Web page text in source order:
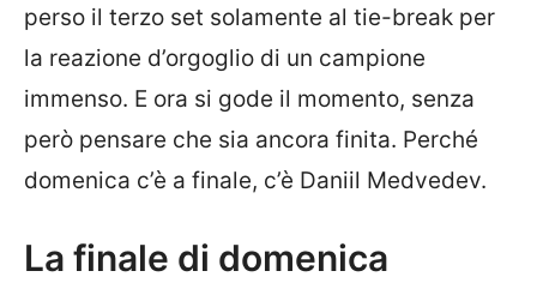
perso il terzo set solamente al tie-break per
la reazione d’orgoglio di un campione
immenso. E ora si gode il momento, senza
però pensare che sia ancora finita. Perché
domenica c’è a finale, c’è Daniil Medvedev.
La finale di domenica